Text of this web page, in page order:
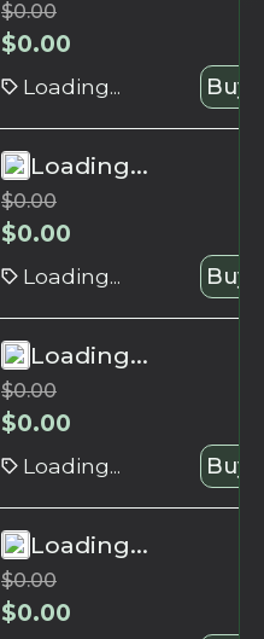
$0.00
$0.00
Loading... Buy
Loading...
$0.00
$0.00
Loading... Buy
Loading...
$0.00
$0.00
Loading... Buy
Loading...
$0.00
$0.00